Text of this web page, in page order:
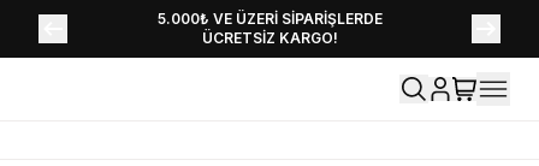
5.000₺ VE ÜZERİ SİPARİŞLERDE
ÜCRETSİZ KARGO!
YENİ SEZON KOLEKSİYONU EKLENDİ,
HEMEN KEŞFET!